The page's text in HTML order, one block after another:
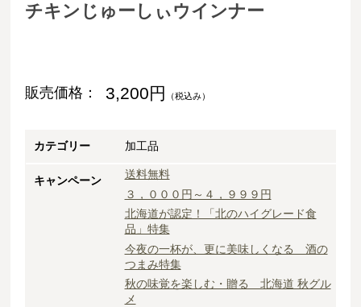
チキンじゅーしぃウインナー
販売価格： 3,200円 （税込み）
カテゴリー 加工品
キャンペーン
送料無料
３，０００円～４，９９９円
北海道が認定！「北のハイグレード食
品」特集
今夜の一杯が、更に美味しくなる 酒の
つまみ特集
秋の味覚を楽しむ・贈る 北海道 秋グル
メ